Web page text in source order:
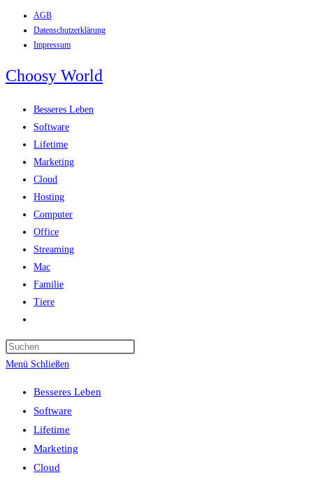
Inhalt
springen
AGB
Datenschutzerklärung
Impressum
Choosy World
Besseres Leben
Software
Lifetime
Marketing
Cloud
Hosting
Computer
Office
Streaming
Mac
Familie
Tiere
umschalten
Menü Schließen
Besseres Leben
Software
Lifetime
Marketing
Cloud